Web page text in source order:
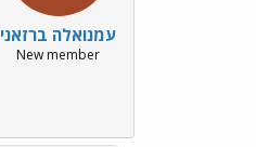
עמנואלה ברזאני
New member